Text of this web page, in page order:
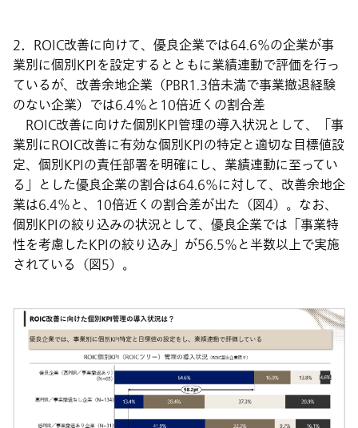
2．ROIC改善に向けて、優良企業では64.6％の企業が事
業別に個別KPIを設定するとともに業績連動で評価を行っ
ているが、改善余地企業（PBR1.3倍未満で事業撤退経験
のない企業）では6.4％と10倍近くの割合差
ROIC改善に向けた個別KPI管理の導入状況として、「事
業別にROIC改善に有効な個別KPIの特定と適切な目標値設
定、個別KPIの責任部署を明確にし、業績連動に至ってい
る」とした優良企業の割合は64.6％に対して、改善余地企
業は6.4％と、10倍近くの割合差が出た（図4）。なお、
個別KPIの絞り込みの状況として、優良企業では「事業特
性を考慮したKPIの絞り込み」が56.5％と半数以上で実施
されている（図5）。